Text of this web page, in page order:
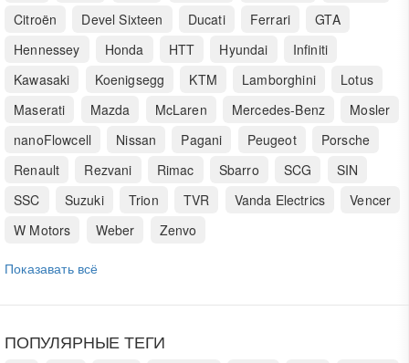
Citroën
Devel Sixteen Ducati Ferrari
GTA
Hennessey
Honda HTT Hyundai
Infiniti
Kawasaki
Koenigsegg KTM Lamborghini
Lotus
Maserati
Mazda McLaren Mercedes-Benz
Mosler
nanoFlowcell
Nissan Pagani Peugeot
Porsche
Renault
Rezvani Rimac Sbarro SCG
SIN
SSC
Suzuki Trion TVR Vanda Electrics
Vencer
W Motors
Weber Zenvo
Показавать всё
ПОПУЛЯРНЫЕ ТЕГИ